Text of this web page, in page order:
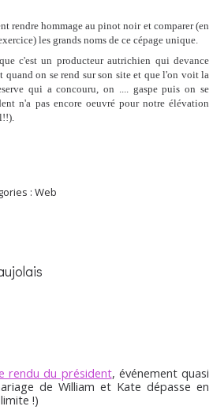
rendre hommage au pinot noir et comparer (en
les grands noms de ce cépage unique.
c'est un producteur autrichien qui devance
on se rend sur son site et que l'on voit la
qui a concouru, on .... gaspe puis on se
n'a pas encore oeuvré pour notre élévation
:Web
rendu du président, événement quasi
de William et Kate dépasse en
!)